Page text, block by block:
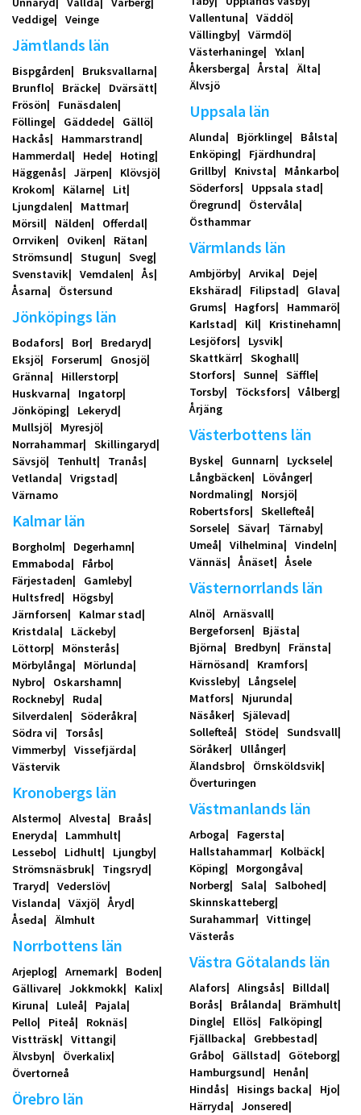
Veddige
Veinge
Jämtlands län
Bispgården
Bruksvallarna
Brunflo
Bräcke
Dvärsätt
Frösön
Funäsdalen
Föllinge
Gäddede
Gällö
Hackås
Hammarstrand
Hammerdal
Hede
Hoting
Häggenås
Järpen
Klövsjö
Krokom
Kälarne
Lit
Ljungdalen
Mattmar
Mörsil
Nälden
Offerdal
Orrviken
Oviken
Rätan
Strömsund
Stugun
Sveg
Svenstavik
Vemdalen
Ås
Åsarna
Östersund
Jönköpings län
Bodafors Bor
Bredaryd
Eksjö
Forserum
Gnosjö
Gränna
Hillerstorp
Huskvarna
Ingatorp
Jönköping
Lekeryd
Mullsjö
Myresjö
Norrahammar
Skillingaryd
Sävsjö
Tenhult
Tranås
Vetlanda
Vrigstad
Värnamo
Kalmar län
Borgholm
Degerhamn
Emmaboda
Fårbo
Färjestaden
Gamleby
Hultsfred
Högsby
Järnforsen
Kalmar stad
Kristdala
Läckeby
Löttorp
Mönsterås
Mörbylånga
Mörlunda
Nybro
Oskarshamn
Rockneby
Ruda
Silverdalen
Söderåkra
Södra vi
Torsås
Vimmerby
Vissefjärda
Västervik
Kronobergs län
Alstermo Alvesta
Braås
Eneryda
Lammhult
Lessebo
Lidhult
Ljungby
Strömsnäsbruk
Tingsryd
Traryd
Vederslöv
Vislanda
Växjö
Åryd
Åseda
Älmhult
Norrbottens län
Arjeplog Arnemark
Boden
Gällivare
Jokkmokk
Kalix
Kiruna
Luleå
Pajala
Pello
Piteå
Roknäs
Vistträsk
Vittangi
Älvsbyn
Överkalix
Övertorneå
Örebro län
Vallentuna
Väddö
Vällingby
Värmdö
Västerhaninge
Yxlan
Åkersberga
Årsta
Älta
Älvsjö
Uppsala län
Alunda Björklinge
Bålsta
Enköping
Fjärdhundra
Grillby
Knivsta
Månkarbo
Söderfors
Uppsala stad
Öregrund
Östervåla
Östhammar
Värmlands län
Ambjörby Arvika
Deje
Ekshärad
Filipstad
Glava
Grums
Hagfors
Hammarö
Karlstad
Kil
Kristinehamn
Lesjöfors
Lysvik
Skattkärr
Skoghall
Storfors
Sunne
Säffle
Torsby
Töcksfors
Vålberg
Årjäng
Västerbottens län
Byske Gunnarn
Lycksele
Långbäcken
Lövånger
Nordmaling
Norsjö
Robertsfors
Skellefteå
Sorsele
Sävar
Tärnaby
Umeå
Vilhelmina
Vindeln
Vännäs
Ånäset Åsele
Västernorrlands län
Alnö
Arnäsvall
Bergeforsen
Bjästa
Björna
Bredbyn
Fränsta
Härnösand
Kramfors
Kvissleby
Långsele
Matfors
Njurunda
Näsåker
Själevad
Sollefteå
Stöde
Sundsvall
Söråker
Ullånger
Älandsbro
Örnsköldsvik
Överturingen
Västmanlands län
Arboga
Fagersta
Hallstahammar
Kolbäck
Köping
Morgongåva
Norberg
Sala
Salbohed
Skinnskatteberg
Surahammar
Vittinge
Västerås
Västra Götalands län
Alafors Alingsås
Billdal
Borås
Brålanda
Brämhult
Dingle
Ellös
Falköping
Fjällbacka
Grebbestad
Gråbo
Gällstad
Göteborg
Hamburgsund
Henån
Hindås
Hisings backa
Hjo
Härryda
Jonsered